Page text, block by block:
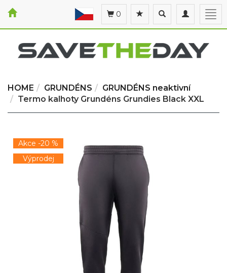
Toggle
navigation
Toggle
search
0
HOME GRUNDÉNS
GRUNDÉNS neaktivní
Termo kalhoty Grundéns Grundies Black XXL
Akce -20 %
Výprodej